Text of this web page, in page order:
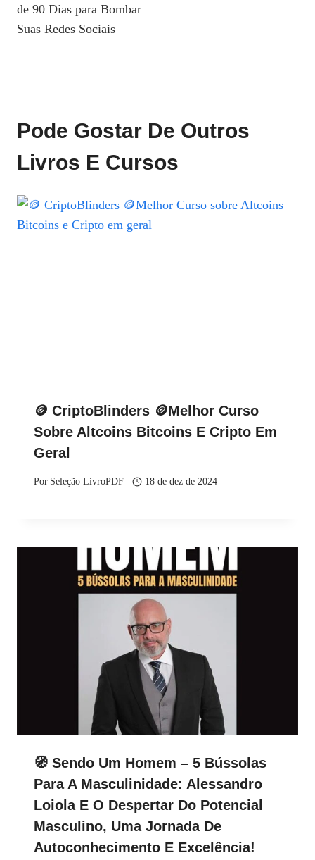
Post
de 90 Dias para Bombar
Suas Redes Sociais
Pode Gostar De Outros
Livros E Cursos
🪙 CriptoBlinders 🪙Melhor Curso
Sobre Altcoins Bitcoins E Cripto Em
Geral
Por Seleção LivroPDF 18 de dez de 2024
🧭 Sendo Um Homem – 5 Bússolas
Para A Masculinidade: Alessandro
Loiola E O Despertar Do Potencial
Masculino, Uma Jornada De
Autoconhecimento E Excelência!